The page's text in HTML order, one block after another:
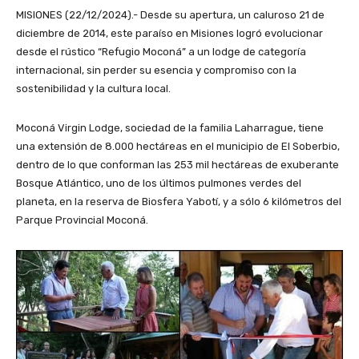
MISIONES (22/12/2024).- Desde su apertura, un caluroso 21 de
diciembre de 2014, este paraíso en Misiones logró evolucionar
desde el rústico “Refugio Moconá” a un lodge de categoría
internacional, sin perder su esencia y compromiso con la
sostenibilidad y la cultura local.
Moconá Virgin Lodge, sociedad de la familia Laharrague, tiene
una extensión de 8.000 hectáreas en el municipio de El Soberbio,
dentro de lo que conforman las 253 mil hectáreas de exuberante
Bosque Atlántico, uno de los últimos pulmones verdes del
planeta, en la reserva de Biosfera Yabotí, y a sólo 6 kilómetros del
Parque Provincial Moconá.